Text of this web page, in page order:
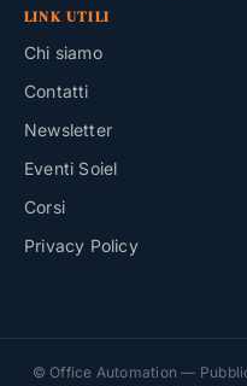
LINK UTILI
Chi siamo
Contatti
Newsletter
Eventi Soiel
Corsi
Privacy Policy
© Office Automation —